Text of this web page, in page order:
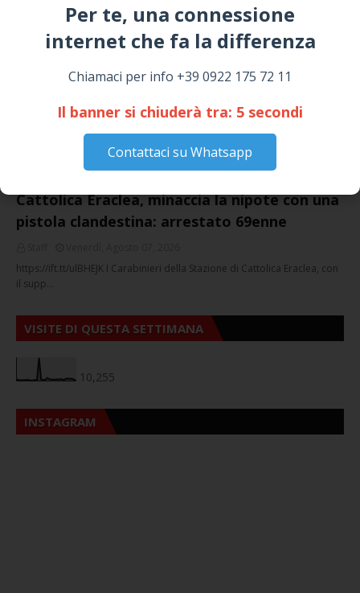
Per te, una connessione
internet che fa la differenza​
Chiamaci per info +39 0922 175 72 11
Il banner si chiuderà tra: 4 secondi
Contattaci su Whatsapp
March 16, 2026
Cattolica Eraclea, minaccia la nipote con una
pistola clandestina: arrestato 69enne
https://ift.tt/ulBHEJK I Carabinieri della Stazione di Cattolica Eraclea, con
il supp…
VISITE DI QUESTA SETTIMANA
10,255
INSTAGRAM